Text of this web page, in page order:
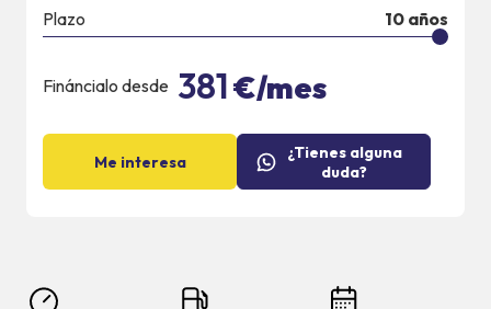
Plazo 10 años
Fináncialo desde 381€/mes
Me interesa
¿Tienes alguna
duda?